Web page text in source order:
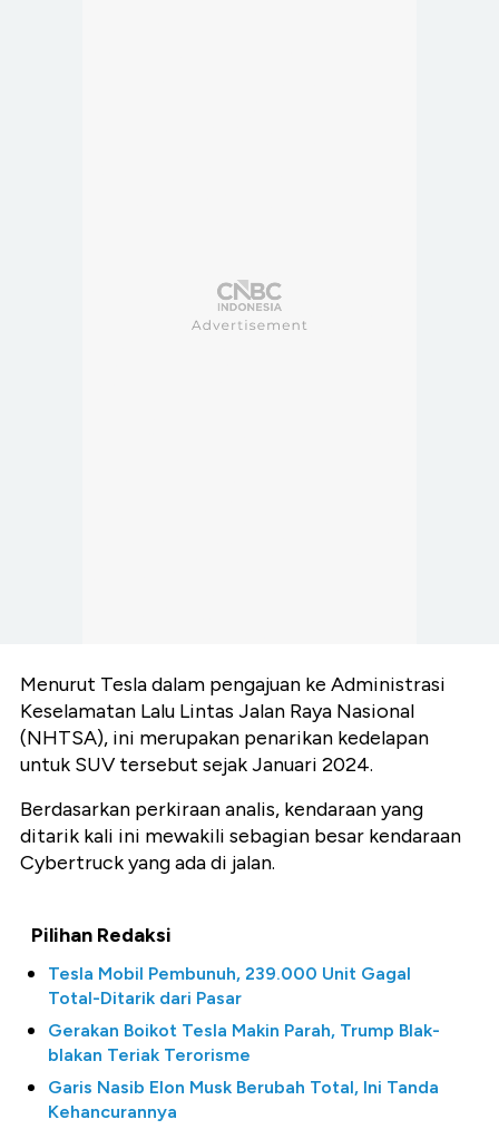
Menurut Tesla dalam pengajuan ke Administrasi
Keselamatan Lalu Lintas Jalan Raya Nasional
(NHTSA), ini merupakan penarikan kedelapan
untuk SUV tersebut sejak Januari 2024.
Berdasarkan perkiraan analis, kendaraan yang
ditarik kali ini mewakili sebagian besar kendaraan
Cybertruck yang ada di jalan.
Pilihan Redaksi
Tesla Mobil Pembunuh, 239.000 Unit Gagal
Total-Ditarik dari Pasar
Gerakan Boikot Tesla Makin Parah, Trump Blak-
blakan Teriak Terorisme
Garis Nasib Elon Musk Berubah Total, Ini Tanda
Kehancurannya